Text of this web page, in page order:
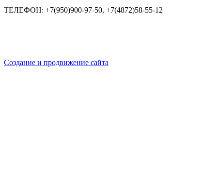
ТЕЛЕФОН: +7(950)900-97-50, +7(4872)58-55-12
Создание и продвижение сайта